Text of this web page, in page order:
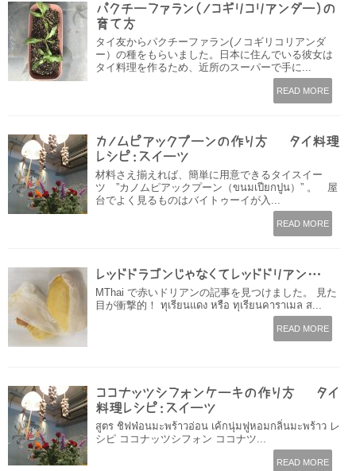
パクチーファラン（ノコギリコリアンダー）の
育て方
タイ友からパクチーファラン(ノコギリコリアンダ
ー）の種をもらいました。日本に住んでいる彼女は
タイ料理を作るため、近所のスーパーで手に...
READ MORE
カノムピアックプーンの作り方 – タイ料理
レシピ：スイーツ
材料さえ揃えれば、簡単に用意できるタイスイー
ツ ”カノムピアックプーン（ขนมเปียกปูน）” 。 屋
台でよく見るものはバイトゥーイが入...
READ MORE
レッドドラゴンじゃなくてレッドドリアン…
MThai で赤いドリアンの記事を見つけました。 見た
目が衝撃的！ ทุเรียนแดง หรือ ทุเรียนคาราเมล ส...
READ MORE
ココナッツシフォンケーキの作り方 – タイ
料理レシピ：スイーツ
สูตร ชิฟฟ่อนมะพร้าวอ่อน เค้กนุ่มฟูหอมกลิ่นมะพร้าว レ
シピ ココナッツシフォン ココナツ...
READ MORE